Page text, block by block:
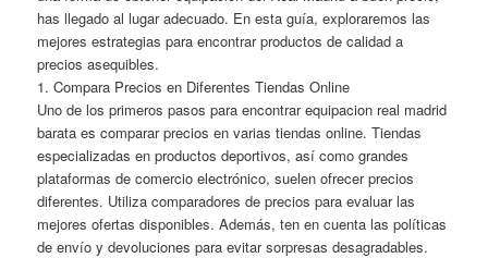
has llegado al lugar adecuado. En esta guía, exploraremos las
mejores estrategias para encontrar productos de calidad a
precios asequibles.
1. Compara Precios en Diferentes Tiendas Online
Uno de los primeros pasos para encontrar equipacion real madrid
barata es comparar precios en varias tiendas online. Tiendas
especializadas en productos deportivos, así como grandes
plataformas de comercio electrónico, suelen ofrecer precios
diferentes. Utiliza comparadores de precios para evaluar las
mejores ofertas disponibles. Además, ten en cuenta las políticas
de envío y devoluciones para evitar sorpresas desagradables.